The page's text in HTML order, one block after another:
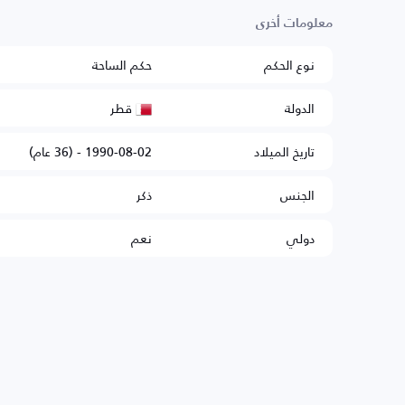
معلومات أخرى
نوع الحكم
حكم الساحة
الدولة
قطر
تاريخ الميلاد
1990-08-02 - (36 عام)
الجنس
ذكر
دولي
نعم